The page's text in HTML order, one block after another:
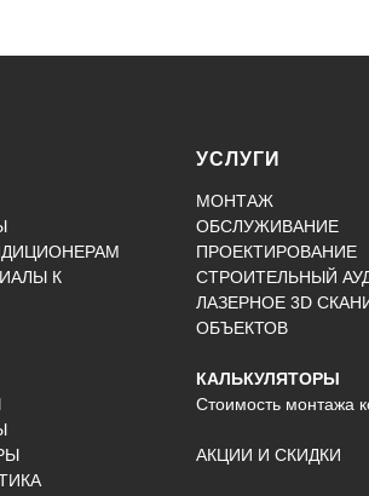
К
УСЛУГИ
МОНТАЖ
ОБСЛУЖИВАНИЕ
ПРОЕКТИРОВАНИЕ
СТРОИТЕЛЬНЫЙ
ЛАЗЕРНОЕ 3D
ОБЪЕКТОВ
КАЛЬКУЛЯТОРЫ
Стоимость монтажа
АКЦИИ И СКИДКИ